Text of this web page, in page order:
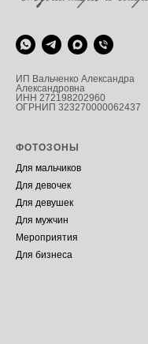
ИП Вальченко Александра
Александровна
ИНН 272198202960
ОГРНИП 323270000062437
ФОТОЗОНЫ
Для мальчиков
Для девочек
Для девушек
Для мужчин
Мероприятия
Для бизнеса